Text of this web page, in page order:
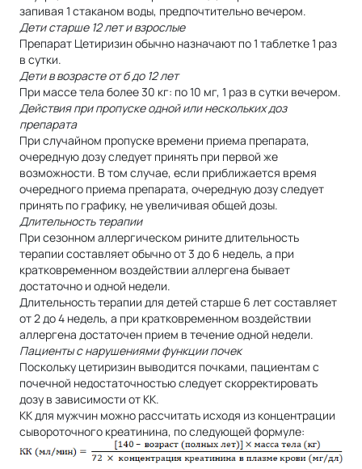
запивая 1 стаканом воды, предпочтительно вечером.
Дети старше 12 лет и взрослые
Препарат Цетиризин обычно назначают по 1 таблетке 1 раз
в сутки.
Дети в возрасте от б до 12 лет
При массе тела более 30 кг: по 10 мг, 1 раз в сутки вечером.
Действия при пропуске одной или нескольких доз
препарата
При случайном пропуске времени приема препарата,
очередную дозу следует принять при первой же
возможности. В том случае, если приближается время
очередного приема препарата, очередную дозу следует
принять по графику, не увеличивая общей дозы.
Длительность терапии
При сезонном аллергическом рините длительность
терапии составляет обычно от 3 до 6 недель, а при
кратковременном воздействии аллергена бывает
достаточно и одной недели.
Длительность терапии для детей старше 6 лет составляет
от 2 до 4 недель, а при кратковременном воздействии
аллергена достаточен прием в течение одной недели.
Пациенты с нарушениями функции почек
Поскольку цетиризин выводится почками, пациентам с
почечной недостаточностью следует скорректировать
дозу в зависимости от КК.
КК для мужчин можно рассчитать исходя из концентрации
сывороточного креатинина, по следующей формуле: